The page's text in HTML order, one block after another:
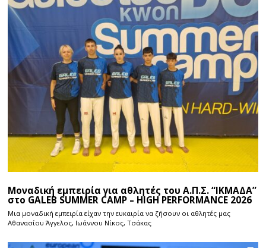
Μοναδική εμπειρία για αθλητές του Α.Π.Σ. “ΙΚΜΑΔΑ”
στο GALEB SUMMER CAMP – HIGH PERFORMANCE 2026
Μια μοναδική εμπειρία είχαν την ευκαιρία να ζήσουν οι αθλητές μας
Αθανασίου Άγγελος, Ιωάννου Νίκος, Τσάκας